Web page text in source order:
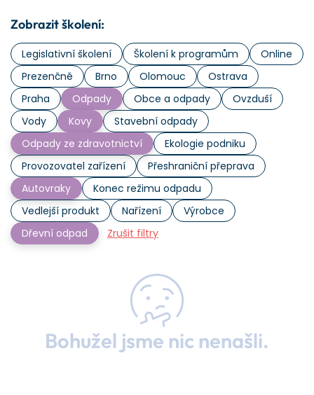
Zobrazit školení:
Legislativní školení Školení k programům
Online
Prezenčně
Brno Olomouc
Ostrava
Praha
Odpady Obce a odpady
Ovzduší
Vody
Kovy
Stavební odpady
Odpady ze zdravotnictví
Ekologie podniku
Provozovatel zařízení
Přeshraniční přeprava
Autovraky
Konec režimu odpadu
Vedlejší produkt
Nařízení
Výrobce
Dřevní odpad
Zrušit filtry
Bohužel jsme nic nenašli.